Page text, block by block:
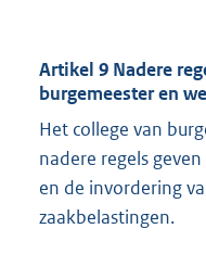
Artikel 9 Nadere
burgemeester en
Het college van
nadere regels
en de invordering
zaakbelastingen.